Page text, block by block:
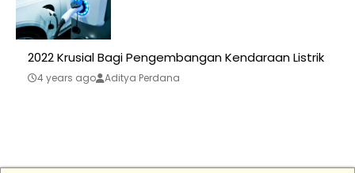
2022 Krusial Bagi Pengembangan Kendaraan Listrik
4 years ago Aditya Perdana